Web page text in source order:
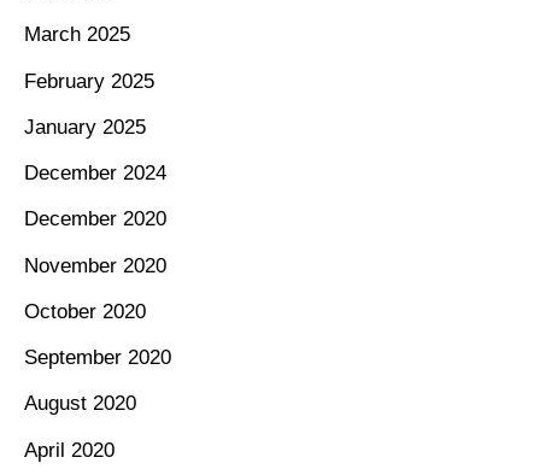
March 2025
February 2025
January 2025
December 2024
December 2020
November 2020
October 2020
September 2020
August 2020
April 2020